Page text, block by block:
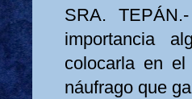
SRA.
importancia
colocarla en
náufrago que